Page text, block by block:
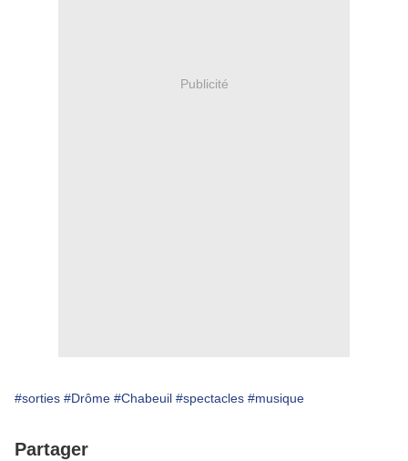
Publicité
#sorties #Drôme #Chabeuil #spectacles #musique
Partager